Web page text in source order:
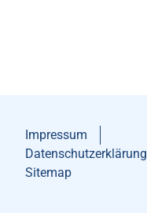
Impressum
Datenschutzerklärung
Sitemap